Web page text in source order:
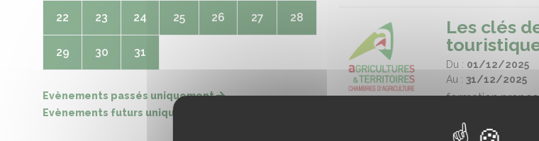
22 23 24 25 26 27 28
29 30 31
Evènements passés uniquement
Evènements futurs uniquement
Les clés
Du : 01/12/2025
Au : 31/12/2025
formation